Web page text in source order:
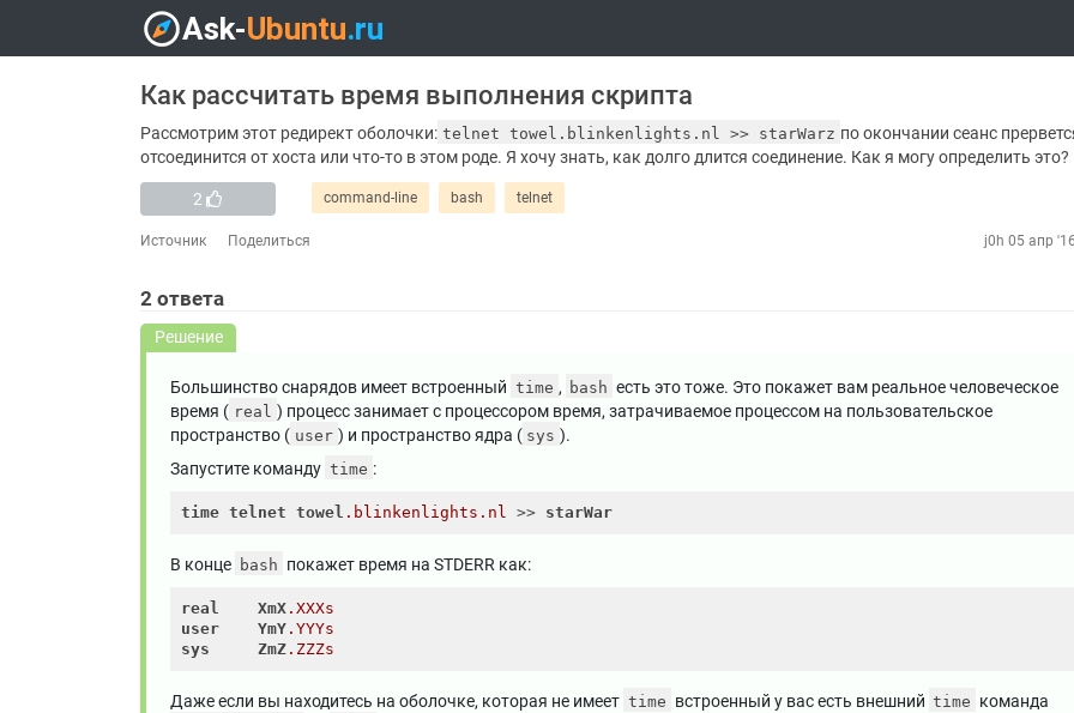
Как рассчитать время выполнения скрипта
Рассмотрим этот редирект оболочки: telnet towel.blinkenlights.nl >> starWarz по окончании сеанс
отсоединится от хоста или что-то в этом роде. Я хочу знать, как долго длится соединение. Как я могу определить это?
2 command-line bash telnet
Источник Поделиться j0h 05 апр
2 ответа
Решение
Большинство снарядов имеет встроенный time , bash есть это тоже. Это покажет вам реальное человеческое
время ( real ) процесс занимает с процессором время, затрачиваемое процессом на пользовательское
пространство ( user ) и пространство ядра ( sys ).
Запустите команду time :
time telnet towel .blinkenlights .nl >> starWar
В конце bash покажет время на STDERR как:
real XmX .XXXs
user
YmY .YYYs
sys
ZmZ .ZZZs
Даже если вы находитесь на оболочке, которая не имеет time встроенный у вас есть внешний time команда